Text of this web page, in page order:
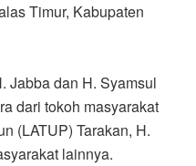
Timur, Kabupaten
Jabba dan H. Syamsul
dari tokoh masyarakat
(LATUP) Tarakan, H.
lainnya.